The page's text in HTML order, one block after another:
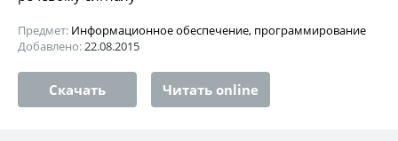
Предмет: Информационное обеспечение, программирование
Добавлено:22.08.2015
Скачать Читать online